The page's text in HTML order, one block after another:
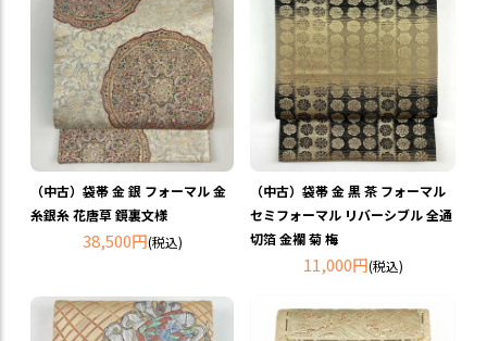
（中古）袋帯 金 銀 フォーマル 金
糸銀糸 花唐草 鏡裏文様
38,500円(税込)
（中古）袋帯 金 黒 茶 フォーマル
セミフォーマル リバーシブル 全通
切箔 金襴 菊 梅
11,000円(税込)